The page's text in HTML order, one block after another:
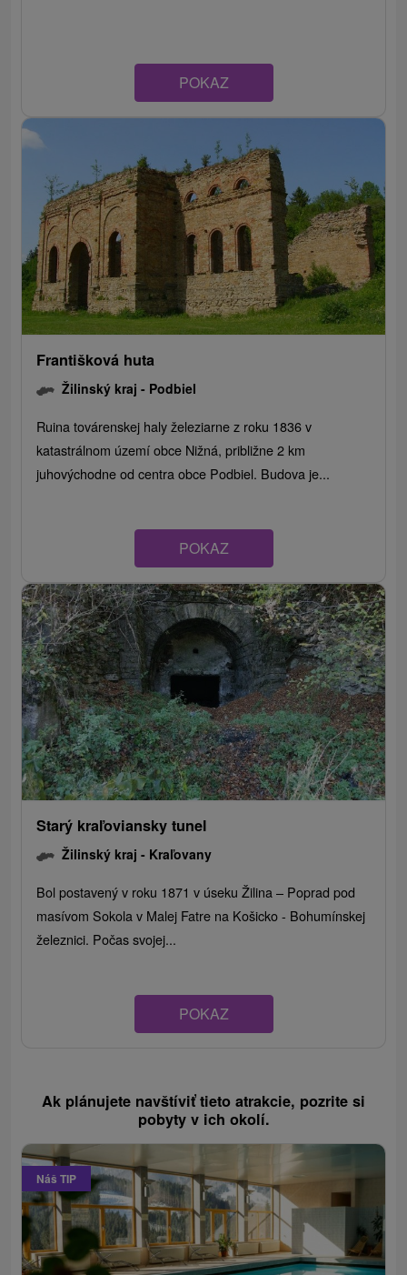
POKAZ
Františková huta
Žilinský kraj - Podbiel
Ruina továrenskej haly železiarne z roku 1836 v
katastrálnom území obce Nižná, približne 2 km
juhovýchodne od centra obce Podbiel. Budova je...
POKAZ
Starý kraľoviansky tunel
Žilinský kraj - Kraľovany
Bol postavený v roku 1871 v úseku Žilina – Poprad pod
masívom Sokola v Malej Fatre na Košicko - Bohumínskej
železnici. Počas svojej...
POKAZ
Ak plánujete navštíviť tieto atrakcie, pozrite si
pobyty v ich okolí.
Náš TIP